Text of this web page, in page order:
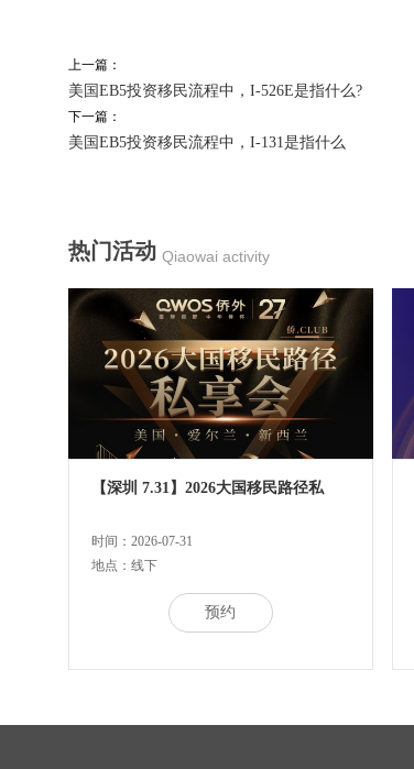
上一篇：
美国EB5投资移民流程中，I-526E是指什么?
下一篇：
美国EB5投资移民流程中，I-131是指什么
热门活动 Qiaowai activity
【深圳 7.31】2026大国移民路径私
时间：2026-07-31
地点：线下
预约